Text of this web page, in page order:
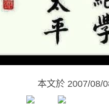
本文於 2007/08/